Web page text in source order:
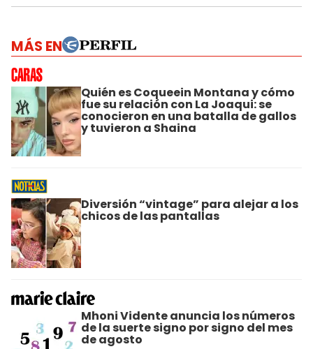
MÁS EN
Quién es Coqueein Montana y cómo
fue su relación con La Joaqui: se
conocieron en una batalla de gallos
y tuvieron a Shaina
Diversión “vintage” para alejar a los
chicos de las pantallas
Mhoni Vidente anuncia los números
de la suerte signo por signo del mes
de agosto